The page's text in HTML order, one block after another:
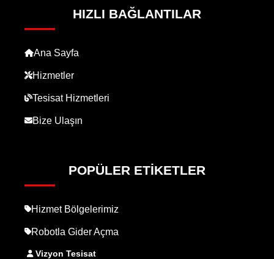
HIZLI BAĞLANTILAR
Ana Sayfa
Hizmetler
Tesisat Hizmetleri
Bize Ulaşın
POPÜLER ETIKETLER
Hizmet Bölgelerimiz
Robotla Gider Açma
Vizyon Tesisat